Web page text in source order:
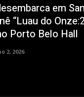
em
“Luau do
Porto Belo Hall
2, 2026